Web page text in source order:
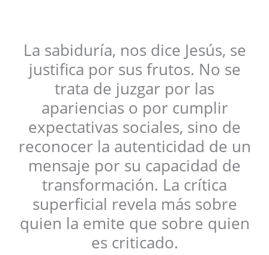
La sabiduría, nos dice Jesús, se
justifica por sus frutos. No se
trata de juzgar por las
apariencias o por cumplir
expectativas sociales, sino de
reconocer la autenticidad de un
mensaje por su capacidad de
transformación. La crítica
superficial revela más sobre
quien la emite que sobre quien
es criticado.